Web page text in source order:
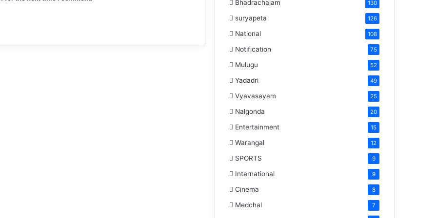
Bhadrachalam 130
suryapeta 126
National 108
Notification 75
Mulugu 52
Yadadri 49
Vyavasayam 25
Nalgonda 20
Entertainment 15
Warangal 12
SPORTS 9
International 9
Cinema 8
Medchal 7